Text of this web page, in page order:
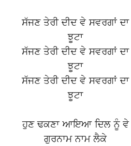
ਸੱਜਣ ਤੇਰੀ ਦੀਦ ਵੇ ਸਵਰਗਾਂ ਦਾ
ਝੂਟਾ
ਸੱਜਣ ਤੇਰੀ ਦੀਦ ਵੇ ਸਵਰਗਾਂ ਦਾ
ਝੂਟਾ
ਸੱਜਣ ਤੇਰੀ ਦੀਦ ਵੇ ਸਵਰਗਾਂ ਦਾ
ਝੂਟਾ
ਹੁਣ ਢਕਣਾ ਆਇਆ ਦਿਲ ਨੂੰ ਵੇ
ਗੁਰਨਾਮ ਨਾਮ ਲੈਕੇ